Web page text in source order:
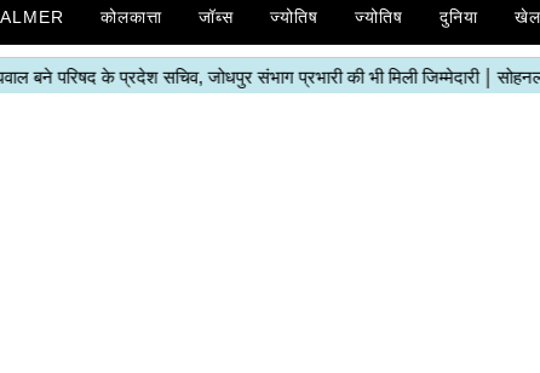
कोलकात्ता जॉब्स ज्योतिष ज्योतिष दुनिया खेल